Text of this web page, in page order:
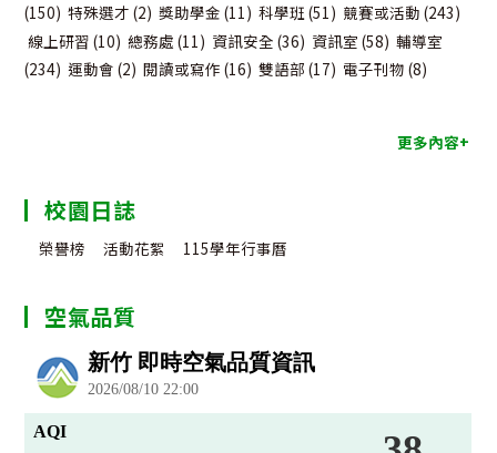
(150) 特殊選才 (2) 獎助學金 (11) 科學班(51) 競賽或活動 (243)
線上研習 (10) 總務處 (11) 資訊安全 (36) 資訊室 (58) 輔導室
(234) 運動會 (2) 閱讀或寫作 (16) 雙語部 (17) 電子刊物 (8)
更多內容+
校園日誌
榮譽榜 活動花絮 115學年行事曆
空氣品質